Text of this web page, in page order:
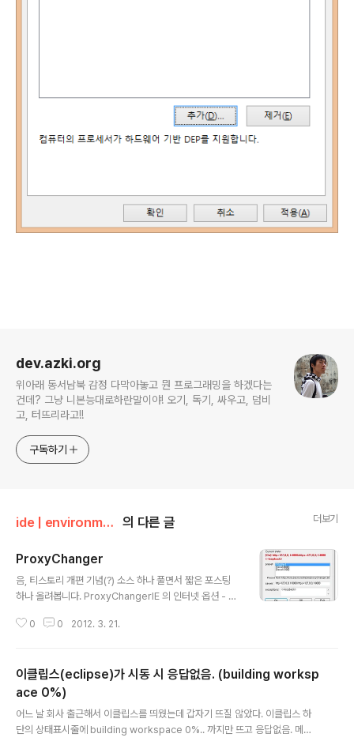
dev.azki.org
위아래 동서남북 감정 다막아놓고 뭔 프로그래밍을 하겠다는
건데? 그냥 니본능대로하란말이야! 오기, 독기, 싸우고, 덤비
고, 터뜨리라고!!
구독하기
ide | environment 의 다른 글 더보기
ProxyChanger
음, 티스토리 개편 기념(?) 소스 하나 풀면서 짧은 포스팅
하나 올려봅니다. ProxyChangerIE 의 인터넷 옵션 - 연
windows 의 기본 프락시 설정을 간단하게 할 수 있는 툴
우는 설치되어 있습니다).http://msdn.microsoft.com/
ko-kr/netframework/aa569263 Sourcehttps://g
ithub.com/azki/proxyChanger HowTo? 첫 라인에
현재 상태가 나옵니다([On] 일 경우 설정된 경우이고, [Of
f] 일 경우 해제된 상태). preset 이 몇가지..
0 0 2012. 3. 21.
이클립스(eclipse)가 시동 시 응답없음. (building worksp
ace 0%)
어느 날 회사 출근해서 이클립스를 띄웠는데 갑자기 뜨질 않았다. 이클립스 하
단의 상태표시줄에 building workspace 0%.. 까지만 뜨고 응답없음. 메모